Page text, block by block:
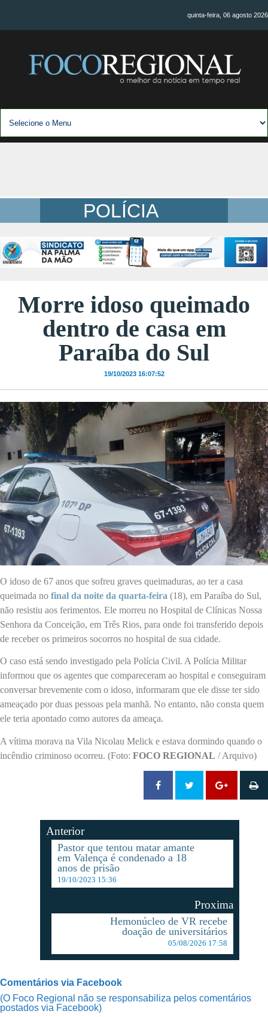
quinta-feira, 06 agosto 2026
POLÍCIA
Morre idoso queimado
dentro de casa em
Paraíba do Sul
19/10/2023 16:07:52
O idoso de 67 anos que sofreu graves queimaduras, ao ter a casa
queimada no final da noite da quarta-feira (18), em Paraíba do Sul,
não resistiu aos ferimentos. Ele morreu no Hospital de Clínicas Nossa
Senhora da Conceição, em Três Rios, para onde foi transferido depois
de receber os primeiros socorros no hospital de sua cidade.
O caso está sendo investigado pela Polícia Civil. A Polícia Militar
informou que os agentes que compareceram ao hospital e conseguiram
conversar brevemente com o idoso, informaram que ele disse ter sido
ameaçado por duas pessoas pela manhã. No entanto, não consta quem
ele teria apontado como autores da ameaça.
A vítima morava na Vila Nicolau Melick e estava dormindo quando o
incêndio criminoso ocorreu. (Foto: FOCO REGIONAL / Arquivo)
Anterior
Pastor que tentou matar amante
em Valença é condenado a 18
anos de prisão
19/10/2023 15:36
Proxima
Hemonúcleo de VR recebe
doação de universitários
05/08/2026 17:58
Comentários via Facebook
(O Foco Regional não se responsabiliza pelos comentários
postados via Facebook)